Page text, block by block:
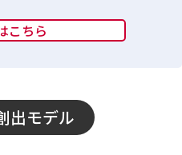
こちら
出モデル